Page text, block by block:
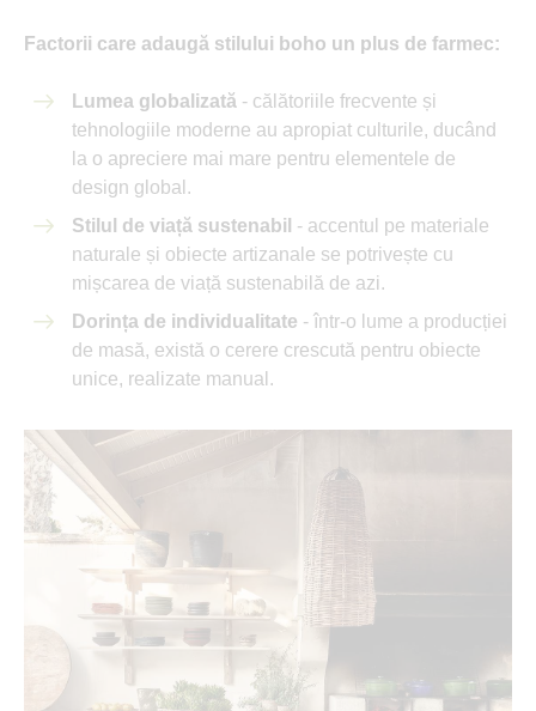
Factorii care adaugă stilului boho un plus de farmec:
Lumea globalizată - călătoriile frecvente și
tehnologiile moderne au apropiat culturile, ducând
la o apreciere mai mare pentru elementele de
design global.
Stilul de viață sustenabil - accentul pe materiale
naturale și obiecte artizanale se potrivește cu
mișcarea de viață sustenabilă de azi.
Dorința de individualitate - într-o lume a producției
de masă, există o cerere crescută pentru obiecte
unice, realizate manual.